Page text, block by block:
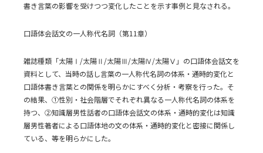
書き言葉の影響を受けつつ変化したことを示す事例と見なされる。
口語体会話文の一人称代名詞（第11章）
雑誌種類「太陽Ⅰ/太陽Ⅱ/太陽Ⅲ/太陽Ⅳ/太陽Ⅴ」の口語体会話文を
資料として、当時の話し言葉の一人称代名詞の体系・通時的変化と
口語体書き言葉との関係を明らかにすべく分析・考察を行った。そ
の結果、①性別・社会階層でそれぞれ異なる一人称代名詞の体系を
持つ、②知識層男性話者の口語体会話文の体系・通時的変化は知識
層男性著者による口語体地の文の体系・通時的変化と密接に関係し
ている、等を明らかにした。